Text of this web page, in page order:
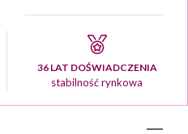
36 LAT DOŚWIADCZENIA
stabilność rynkowa